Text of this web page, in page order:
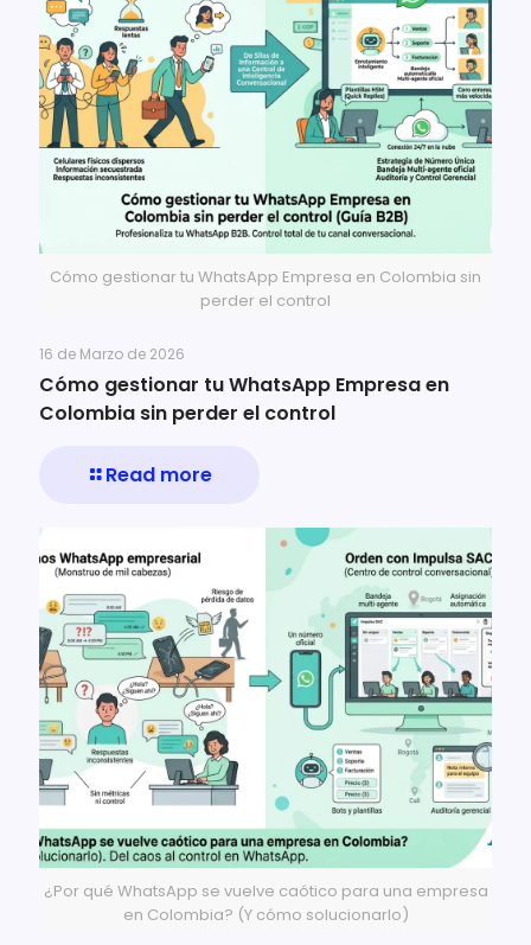
Cómo gestionar tu WhatsApp Empresa en Colombia sin
perder el control
16 de Marzo de 2026
Cómo gestionar tu WhatsApp Empresa en
Colombia sin perder el control
Read more
¿Por qué WhatsApp se vuelve caótico para una empresa
en Colombia? (Y cómo solucionarlo)